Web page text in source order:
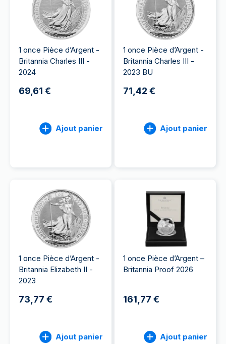
1 once Pièce d’Argent -
Britannia Charles III -
2024
69,61 €
Ajout panier
1 once Pièce d’Argent -
Britannia Charles III -
2023 BU
71,42 €
Ajout panier
1 once Pièce d’Argent -
Britannia Elizabeth II -
2023
73,77 €
Ajout panier
1 once Pièce d’Argent –
Britannia Proof 2026
161,77 €
Ajout panier